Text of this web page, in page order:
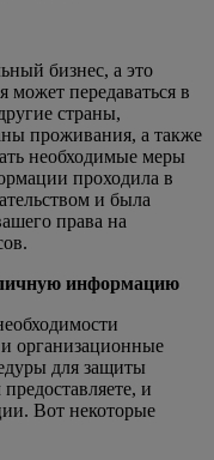
бизнес, а это
может передаваться в
страны,
проживания, а также
необходимые меры
проходила в
и была
права на
информацию
организационные
для защиты
и
Вот некоторые